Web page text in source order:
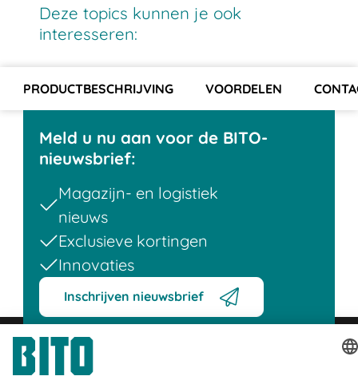
Deze topics kunnen je ook
interesseren:
PRODUCTBESCHRIJVING VOORDELEN
Meld u nu aan voor de BITO-
nieuwsbrief:
Magazijn- en logistiek
nieuws
Exclusieve kortingen
Innovaties
Inschrijven nieuwsbrief
BITO-oplossingen